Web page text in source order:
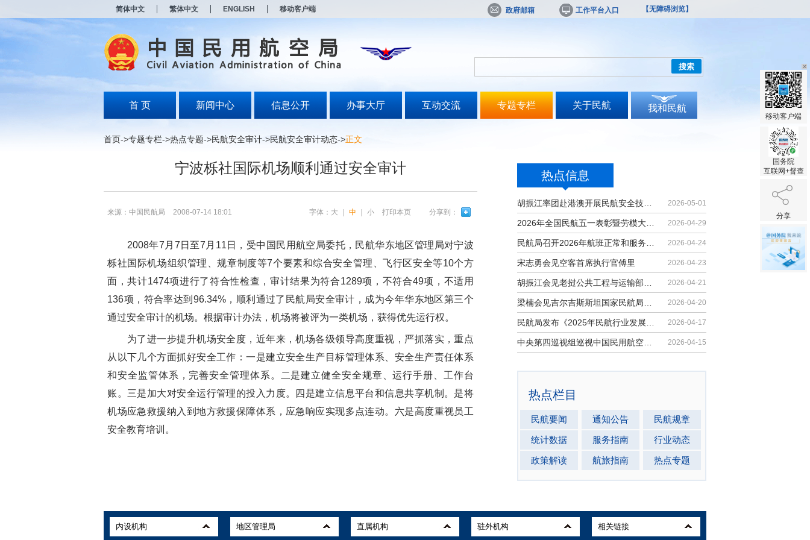
简体中文 繁体中文 ENGLISH 移动客户端 政府邮箱 工作平台入口 【无障碍浏览】
搜索
首 页 新闻中心 信息公开 办事大厅 互动交流 专题专栏 关于民航 我和民航
首页->专题专栏->热点专题->民航安全审计->民航安全审计动态->正文
热点信息
2026-05-01
2026-04-29
2026-04-24
宋志勇会见空客首席执行官傅里 2026-04-23
2026-04-21
2026-04-20
2026-04-17
2026-04-15
热点栏目
民航要闻 通知公告
民航规章
统计数据
服务指南
行业动态
政策解读
航旅指南 热点专题
宁波栎社国际机场顺利通过安全审计
来源：中国民航局 2008-07-14 18:01 字体： 大 中 小 打印本页 分享到：
2008年7月7日至7月11日，受中国民用航空局委托，民航华东地区管理局对宁波
栎社国际机场组织管理、规章制度等7个要素和综合安全管理、飞行区安全等10个方
面，共计1474项进行了符合性检查，审计结果为符合1289项，不符合49项，不适用
136项，符合率达到96.34%，顺利通过了民航局安全审计，成为今年华东地区第三个
通过安全审计的机场。根据审计办法，机场将被评为一类机场，获得优先运行权。
为了进一步提升机场安全度，近年来，机场各级领导高度重视，严抓落实，重点
从以下几个方面抓好安全工作：一是建立安全生产目标管理体系、安全生产责任体系
和安全监管体系，完善安全管理体系。二是建立健全安全规章、运行手册、工作台
账。三是加大对安全运行管理的投入力度。四是建立信息平台和信息共享机制。是将
机场应急救援纳入到地方救援保障体系，应急响应实现多点连动。六是高度重视员工
安全教育培训。
移动客户端
国务院
互联网+督查
分享
打
无
障